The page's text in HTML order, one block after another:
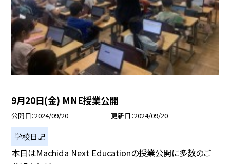
9月20日(金) MNE授業公開
公開日 2024/09/20 更新日 2024/09/20
学校日記
本日はMachida Next Educationの授業公開に多数のご